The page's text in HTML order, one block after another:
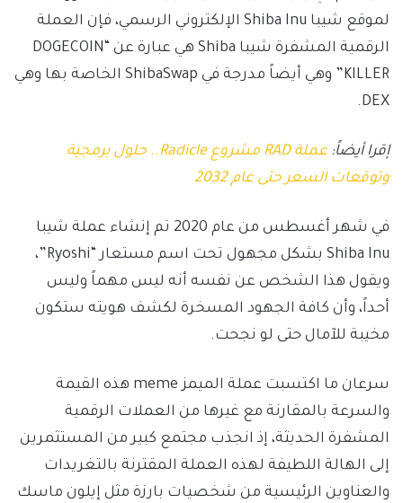
لموقع شيبا Shiba Inu الإلكتروني الرسمي، فإن العملة
الرقمية المشفرة شيبا Shiba هي عبارة عن “DOGECOIN
KILLER” وهي أيضاً مدرجة في ShibaSwap الخاصة بها وهي
DEX.
إقرا أيضاً:
عملة RAD مشروع Radicle.. حلول برمجية
وتوقعات السعر حتى عام 2032
في شهر أغسطس من عام 2020 تم إنشاء عملة شيبا
Shiba Inu بشكل مجهول تحت اسم مستعار “Ryoshi”،
ويقول هذا الشخص عن نفسه أنه ليس مهماً وليس
أحداً، وأن كافة الجهود المسخرة لكشف هويته ستكون
مخيبة للآمال حتى لو نجحت.
سرعان ما اكتسبت عملة الميمز meme هذه القيمة
والسرعة بالمقارنة مع غيرها من العملات الرقمية
المشفرة الحديثة، إذ انجذب مجتمع كبير من المستثمرين
إلى الهالة اللطيفة لهذه العملة المقترنة بالتغريدات
والعناوين الرئيسية من شخصيات بارزة مثل إيلون ماسك